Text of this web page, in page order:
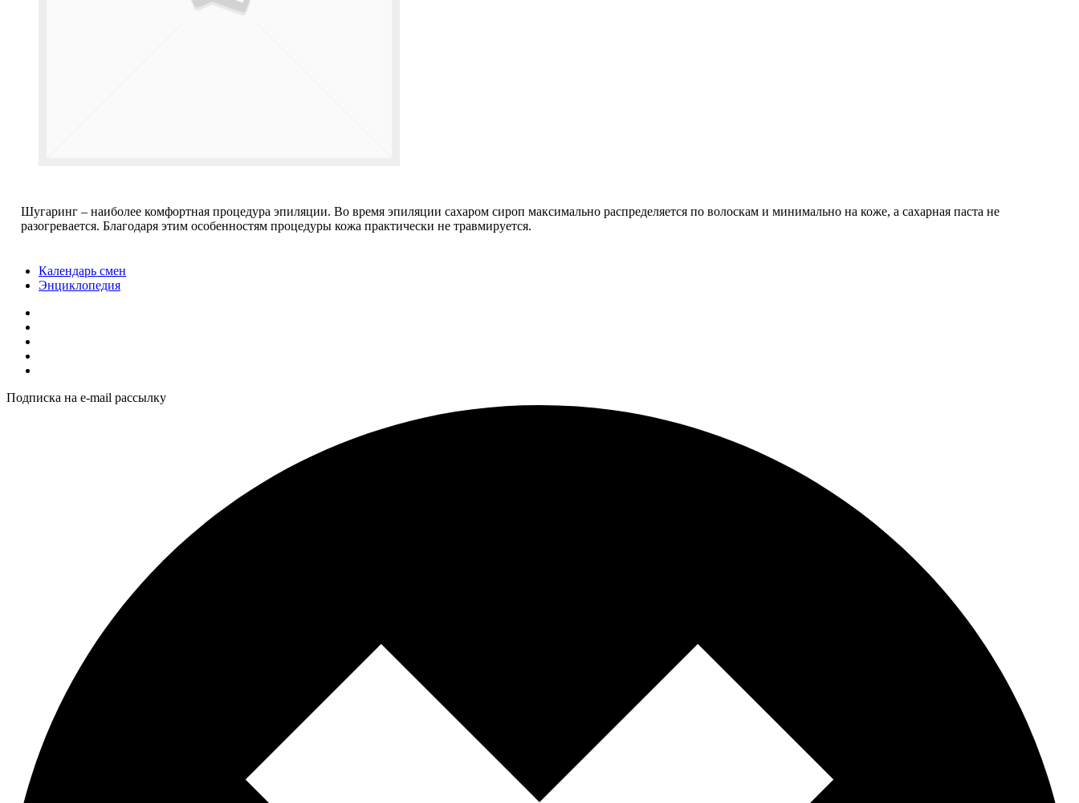
Шугаринг – наиболее комфортная процедура эпиляции. Во время эпиляции сахаром сироп максимально распределяется по волоскам и минимально на коже, а сахарная паста не
разогревается. Благодаря этим особенностям процедуры кожа практически не травмируется.
Календарь смен
Энциклопедия
Подписка на e-mail рассылку